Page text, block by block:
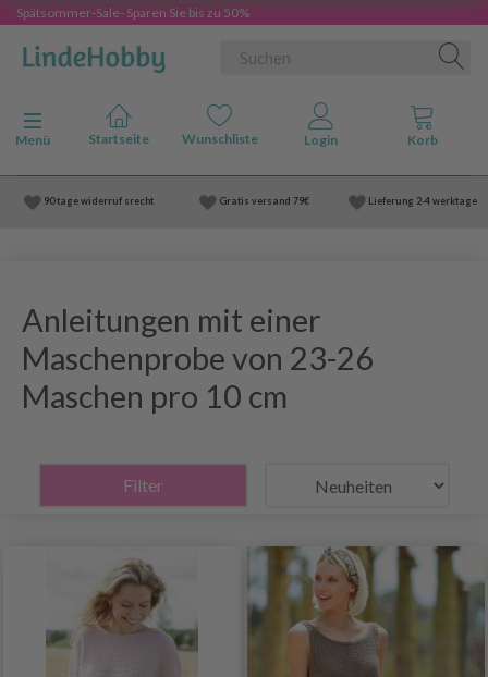
Spätsommer-Sale- Sparen Sie bis zu 50%
Anzeige ändern
Menü
90 tage widerruf srecht Gratis versand 79€ Lieferung 2-4 werktage
Anleitungen mit einer
Maschenprobe von 23-26
Maschen pro 10 cm
Filter